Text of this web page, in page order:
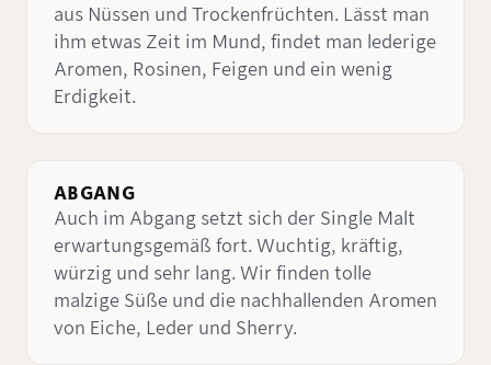
aus Nüssen und Trockenfrüchten. Lässt man
ihm etwas Zeit im Mund, findet man lederige
Aromen, Rosinen, Feigen und ein wenig
Erdigkeit.
ABGANG
Auch im Abgang setzt sich der Single Malt
erwartungsgemäß fort. Wuchtig, kräftig,
würzig und sehr lang. Wir finden tolle
malzige Süße und die nachhallenden Aromen
von Eiche, Leder und Sherry.